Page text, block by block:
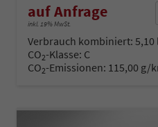
auf Anfrage
inkl. 19% MwSt.
Verbrauch kombiniert: 5,10
CO2-Klasse: C
CO2-Emissionen: 115,00 g/